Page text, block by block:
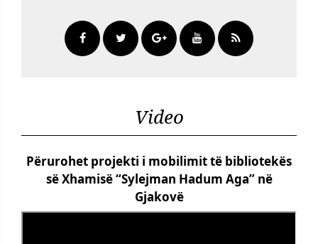
Video
Përurohet projekti i mobilimit të bibliotekës
së Xhamisë “Sylejman Hadum Aga” në
Gjakovë